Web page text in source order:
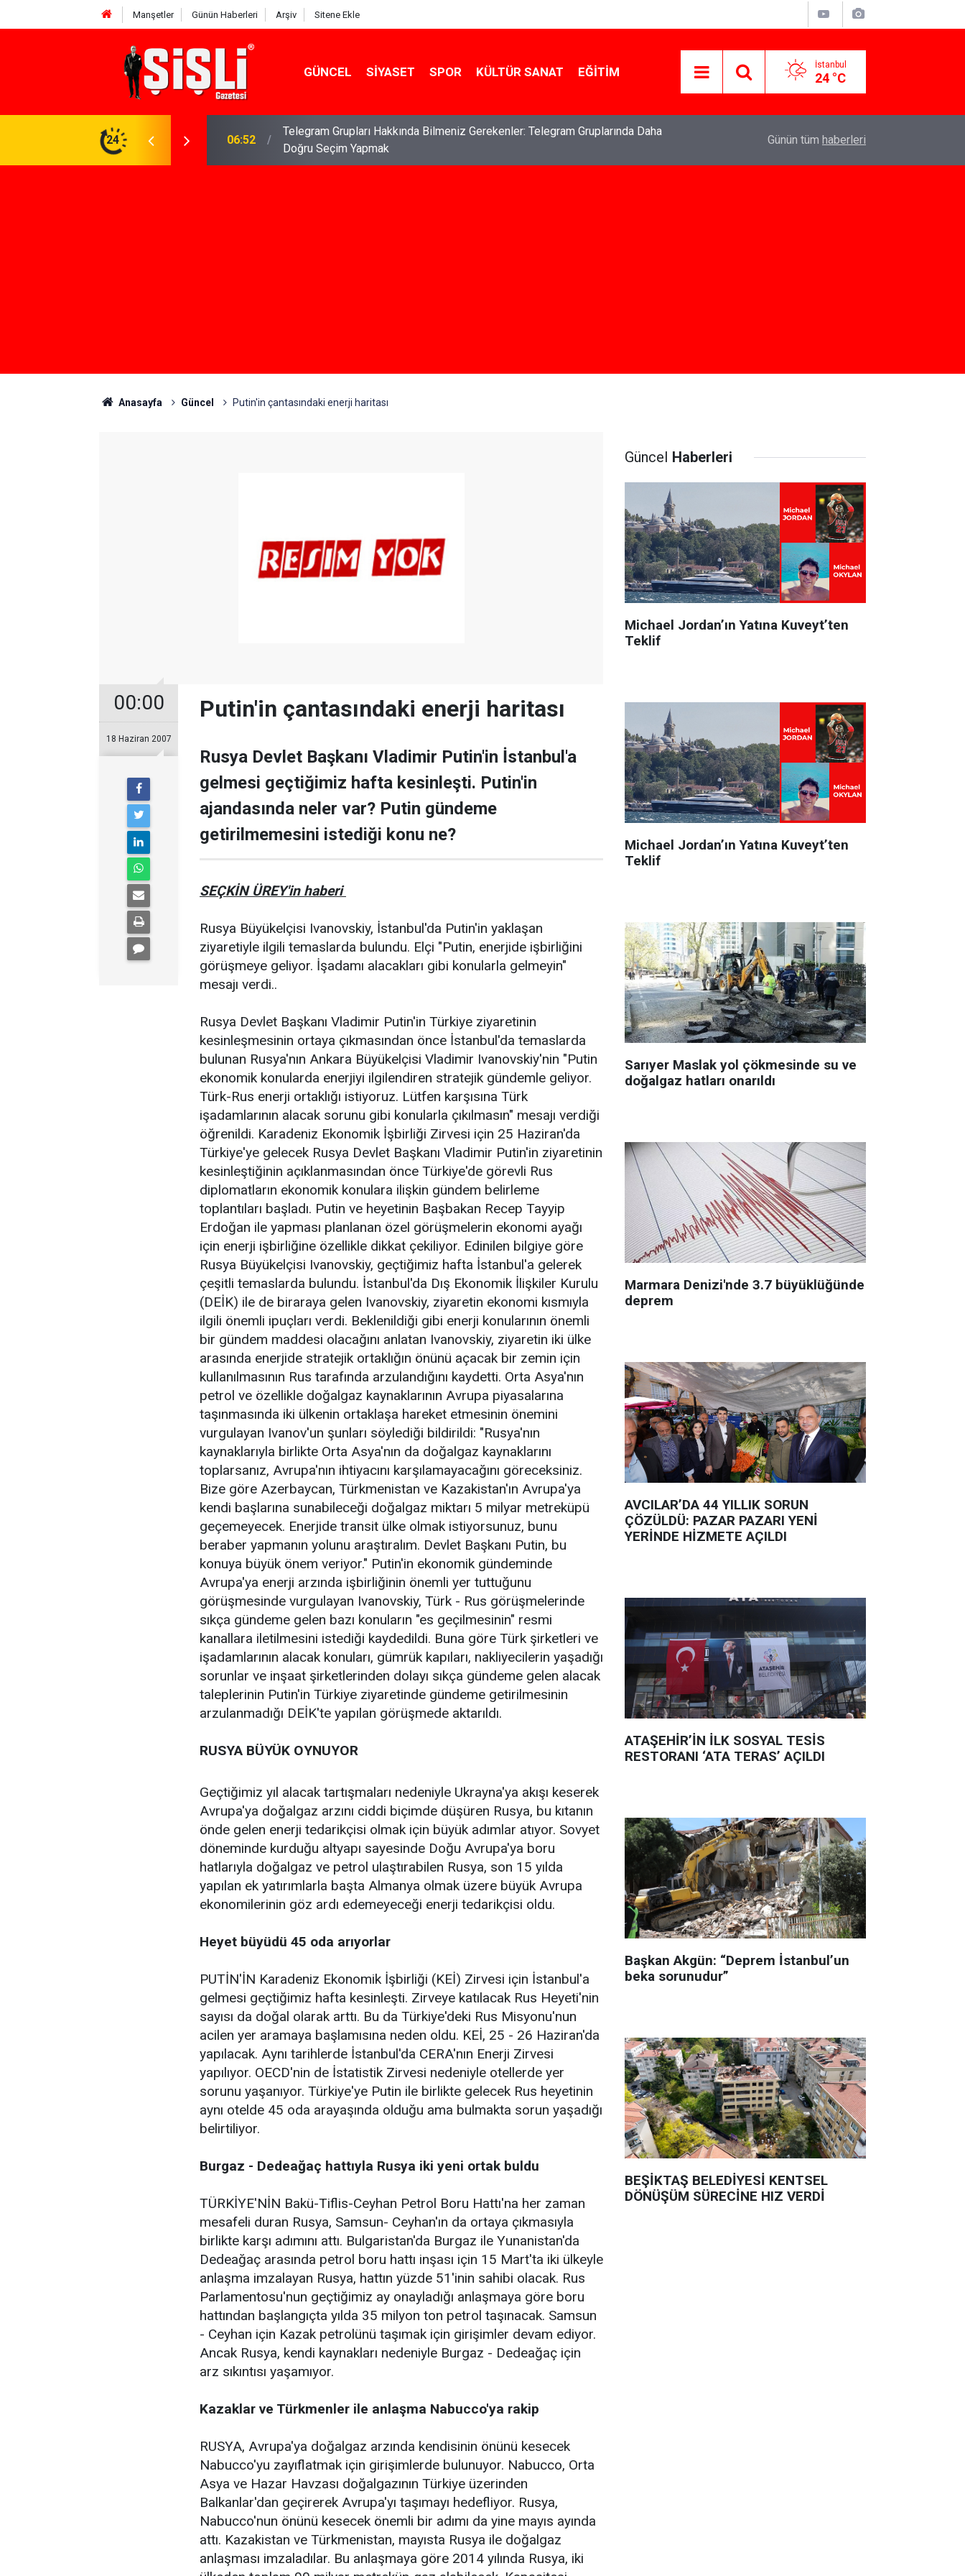
Manşetler Günün Haberleri Arşiv Sitene Ekle
GÜNCEL SIYASET SPOR KÜLTÜR SANAT EĞITIM İstanbul
24 °C
24
Gerekenler: Telegram Gruplarında Daha
04:43 İş Davaları: Haklarınızı Bilmek ve Koruma Altına Almak Özlem Drahyalı Kimdir, Nereli ve Kaç
Günün tüm haberleri
Anasayfa Güncel Putin'in çantasındaki enerji haritası
00:00
18 Haziran 2007
Putin'in çantasındaki enerji haritası
Rusya Devlet Başkanı Vladimir Putin'in İstanbul'a
gelmesi geçtiğimiz hafta kesinleşti. Putin'in
ajandasında neler var? Putin gündeme
getirilmemesini istediği konu ne?
SEÇKİN ÜREY'in haberi
Rusya Büyükelçisi Ivanovskiy, İstanbul'da Putin'in yaklaşan
ziyaretiyle ilgili temaslarda bulundu. Elçi "Putin, enerjide işbirliğini
görüşmeye geliyor. İşadamı alacakları gibi konularla gelmeyin"
mesajı verdi..
Rusya Devlet Başkanı Vladimir Putin'in Türkiye ziyaretinin
kesinleşmesinin ortaya çıkmasından önce İstanbul'da temaslarda
bulunan Rusya'nın Ankara Büyükelçisi Vladimir Ivanovskiy'nin "Putin
ekonomik konularda enerjiyi ilgilendiren stratejik gündemle geliyor.
Türk-Rus enerji ortaklığı istiyoruz. Lütfen karşısına Türk
işadamlarının alacak sorunu gibi konularla çıkılmasın" mesajı verdiği
öğrenildi. Karadeniz Ekonomik İşbirliği Zirvesi için 25 Haziran'da
Türkiye'ye gelecek Rusya Devlet Başkanı Vladimir Putin'in ziyaretinin
kesinleştiğinin açıklanmasından önce Türkiye'de görevli Rus
diplomatların ekonomik konulara ilişkin gündem belirleme
toplantıları başladı. Putin ve heyetinin Başbakan Recep Tayyip
Erdoğan ile yapması planlanan özel görüşmelerin ekonomi ayağı
için enerji işbirliğine özellikle dikkat çekiliyor. Edinilen bilgiye göre
Rusya Büyükelçisi Ivanovskiy, geçtiğimiz hafta İstanbul'a gelerek
çeşitli temaslarda bulundu. İstanbul'da Dış Ekonomik İlişkiler Kurulu
(DEİK) ile de biraraya gelen Ivanovskiy, ziyaretin ekonomi kısmıyla
ilgili önemli ipuçları verdi. Beklenildiği gibi enerji konularının önemli
bir gündem maddesi olacağını anlatan Ivanovskiy, ziyaretin iki ülke
arasında enerjide stratejik ortaklığın önünü açacak bir zemin için
kullanılmasının Rus tarafında arzulandığını kaydetti. Orta Asya'nın
petrol ve özellikle doğalgaz kaynaklarının Avrupa piyasalarına
taşınmasında iki ülkenin ortaklaşa hareket etmesinin önemini
vurgulayan Ivanov'un şunları söylediği bildirildi: "Rusya'nın
kaynaklarıyla birlikte Orta Asya'nın da doğalgaz kaynaklarını
toplarsanız, Avrupa'nın ihtiyacını karşılamayacağını göreceksiniz.
Bize göre Azerbaycan, Türkmenistan ve Kazakistan'ın Avrupa'ya
kendi başlarına sunabileceği doğalgaz miktarı 5 milyar metreküpü
geçemeyecek. Enerjide transit ülke olmak istiyorsunuz, bunu
beraber yapmanın yolunu araştıralım. Devlet Başkanı Putin, bu
konuya büyük önem veriyor." Putin'in ekonomik gündeminde
Avrupa'ya enerji arzında işbirliğinin önemli yer tuttuğunu
görüşmesinde vurgulayan Ivanovskiy, Türk - Rus görüşmelerinde
sıkça gündeme gelen bazı konuların "es geçilmesinin" resmi
kanallara iletilmesini istediği kaydedildi. Buna göre Türk şirketleri ve
işadamlarının alacak konuları, gümrük kapıları, nakliyecilerin yaşadığı
sorunlar ve inşaat şirketlerinden dolayı sıkça gündeme gelen alacak
taleplerinin Putin'in Türkiye ziyaretinde gündeme getirilmesinin
arzulanmadığı DEİK'te yapılan görüşmede aktarıldı.
RUSYA BÜYÜK OYNUYOR
Geçtiğimiz yıl alacak tartışmaları nedeniyle Ukrayna'ya akışı keserek
Avrupa'ya doğalgaz arzını ciddi biçimde düşüren Rusya, bu kıtanın
önde gelen enerji tedarikçisi olmak için büyük adımlar atıyor. Sovyet
döneminde kurduğu altyapı sayesinde Doğu Avrupa'ya boru
hatlarıyla doğalgaz ve petrol ulaştırabilen Rusya, son 15 yılda
yapılan ek yatırımlarla başta Almanya olmak üzere büyük Avrupa
ekonomilerinin göz ardı edemeyeceği enerji tedarikçisi oldu.
Heyet büyüdü 45 oda arıyorlar
PUTİN'İN Karadeniz Ekonomik İşbirliği (KEİ) Zirvesi için İstanbul'a
gelmesi geçtiğimiz hafta kesinleşti. Zirveye katılacak Rus Heyeti'nin
sayısı da doğal olarak arttı. Bu da Türkiye'deki Rus Misyonu'nun
acilen yer aramaya başlamısına neden oldu. KEİ, 25 - 26 Haziran'da
yapılacak. Aynı tarihlerde İstanbul'da CERA'nın Enerji Zirvesi
yapılıyor. OECD'nin de İstatistik Zirvesi nedeniyle otellerde yer
sorunu yaşanıyor. Türkiye'ye Putin ile birlikte gelecek Rus heyetinin
aynı otelde 45 oda arayaşında olduğu ama bulmakta sorun yaşadığı
belirtiliyor.
Burgaz - Dedeağaç hattıyla Rusya iki yeni ortak buldu
TÜRKİYE'NİN Bakü-Tiflis-Ceyhan Petrol Boru Hattı'na her zaman
mesafeli duran Rusya, Samsun- Ceyhan'ın da ortaya çıkmasıyla
birlikte karşı adımını attı. Bulgaristan'da Burgaz ile Yunanistan'da
Dedeağaç arasında petrol boru hattı inşası için 15 Mart'ta iki ülkeyle
anlaşma imzalayan Rusya, hattın yüzde 51'inin sahibi olacak. Rus
Parlamentosu'nun geçtiğimiz ay onayladığı anlaşmaya göre boru
hattından başlangıçta yılda 35 milyon ton petrol taşınacak. Samsun
- Ceyhan için Kazak petrolünü taşımak için girişimler devam ediyor.
Ancak Rusya, kendi kaynakları nedeniyle Burgaz - Dedeağaç için
arz sıkıntısı yaşamıyor.
Kazaklar ve Türkmenler ile anlaşma Nabucco'ya rakip
RUSYA, Avrupa'ya doğalgaz arzında kendisinin önünü kesecek
Nabucco'yu zayıflatmak için girişimlerde bulunuyor. Nabucco, Orta
Asya ve Hazar Havzası doğalgazının Türkiye üzerinden
Balkanlar'dan geçirerek Avrupa'yı taşımayı hedefliyor. Rusya,
Nabucco'nun önünü kesecek önemli bir adımı da yine mayıs ayında
attı. Kazakistan ve Türkmenistan, mayısta Rusya ile doğalgaz
anlaşması imzaladılar. Bu anlaşmaya göre 2014 yılında Rusya, iki
Güncel Haberleri
Michael Jordan’ın Yatına Kuveyt’ten
Teklif
Michael Jordan’ın Yatına Kuveyt’ten
Teklif
Sarıyer Maslak yol çökmesinde su ve
doğalgaz hatları onarıldı
Marmara Denizi'nde 3.7 büyüklüğünde
deprem
AVCILAR’DA 44 YILLIK SORUN
ÇÖZÜLDÜ: PAZAR PAZARI YENİ
YERİNDE HİZMETE AÇILDI
ATAŞEHİR’İN İLK SOSYAL TESİS
RESTORANI ‘ATA TERAS’ AÇILDI
Başkan Akgün: “Deprem İstanbul’un
beka sorunudur”
BEŞİKTAŞ BELEDİYESİ KENTSEL
DÖNÜŞÜM SÜRECİNE HIZ VERDİ